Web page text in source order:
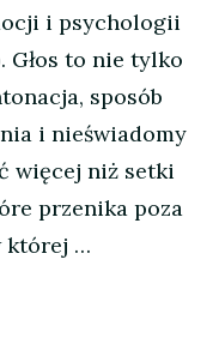
i psychologii
Głos to nie tylko
sposób
i nieświadomy
więcej niż setki
przenika poza
której …